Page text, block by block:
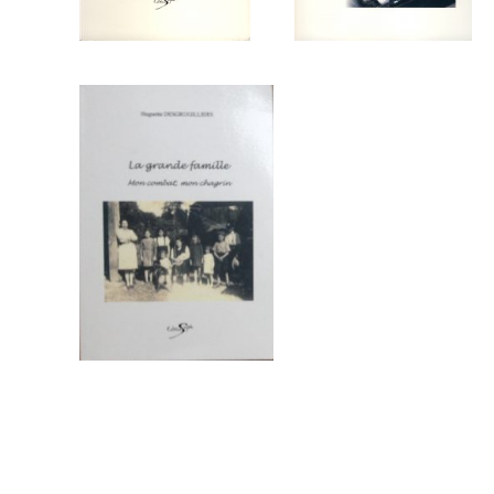
Biographies
La grande
famille T1 T2
T3